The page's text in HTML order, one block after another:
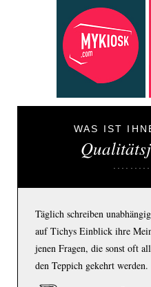
WAS IST
Täglich schreiben
auf Tichys Einblick ihre
jenen Fragen, die sonst oft
den Teppich gekehrt werden.